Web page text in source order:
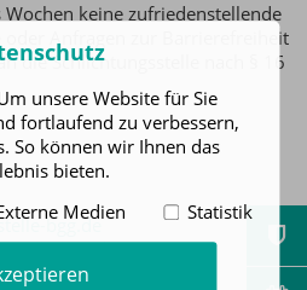
keine zufriedenstellende
Anfragen zur Barrierefreiheit
die Schlichtungsstelle nach § 16
bgg.de
bgg.de
unsere Website für Sie
fortlaufend zu verbessern,
So können wir Ihnen das
bieten.
Medien Statistik